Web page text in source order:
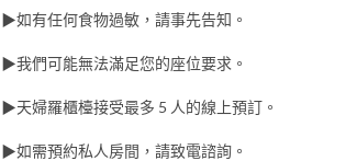
▶如有任何食物過敏，請事先告知。
▶我們可能無法滿足您的座位要求。
▶天婦羅櫃檯接受最多 5 人的線上預訂。
▶如需預約私人房間，請致電諮詢。